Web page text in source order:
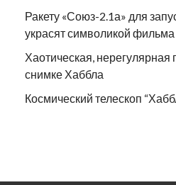
Ракету «Союз-2.1а» для
украсят символикой фильма
Хаотическая, нерегулярная
снимке Хаббла
Космический телескоп